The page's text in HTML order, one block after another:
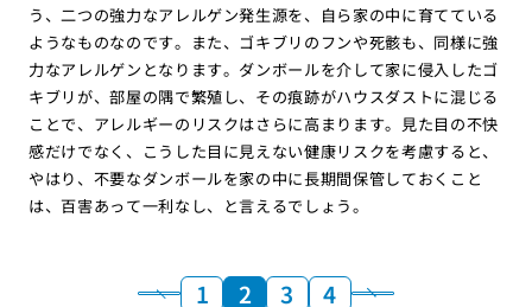
う、二つの強力なアレルゲン発生源を、自ら家の中に育てている
ようなものなのです。また、ゴキブリのフンや死骸も、同様に強
力なアレルゲンとなります。ダンボールを介して家に侵入したゴ
キブリが、部屋の隅で繁殖し、その痕跡がハウスダストに混じる
ことで、アレルギーのリスクはさらに高まります。見た目の不快
感だけでなく、こうした目に見えない健康リスクを考慮すると、
やはり、不要なダンボールを家の中に長期間保管しておくこと
は、百害あって一利なし、と言えるでしょう。
1 2 3 4